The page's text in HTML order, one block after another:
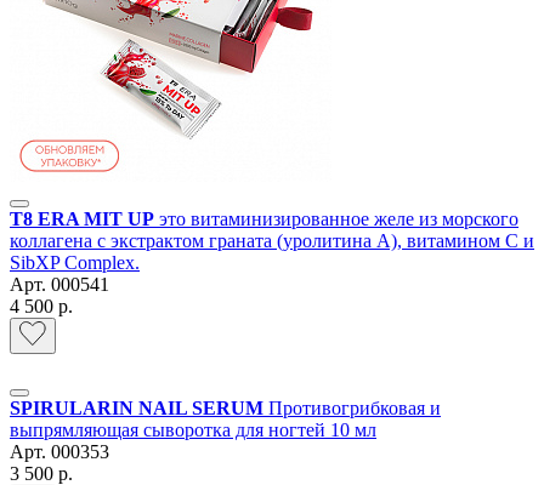
Т8 ERA MIT UP это витаминизированное желе из морского
коллагена с экстрактом граната (уролитина А), витамином С и
SibXP Complex.
Арт. 000541
4 500 р.
SPIRULARIN NAIL SERUM Противогрибковая и
выпрямляющая сыворотка для ногтей 10 мл
Арт. 000353
3 500 р.